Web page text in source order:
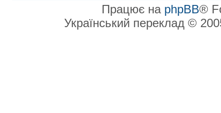
Працює на phpBB®
Український переклад ©